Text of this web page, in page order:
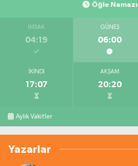
Öğle Namazı
İMSAK
04:19
GÜNEŞ
06:00
İKINDI
17:07
AKŞAM
20:20
Aylık Vakitler
Yazarlar